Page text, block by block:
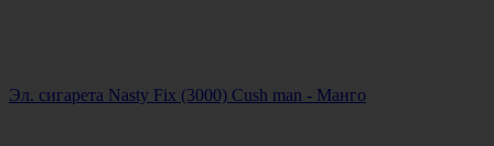
Эл. сигарета Nasty Fix (3000) Cush man - Манго